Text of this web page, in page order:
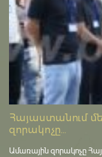
Հայաստանում
զորակոչը...
Ամառային զորակոչը